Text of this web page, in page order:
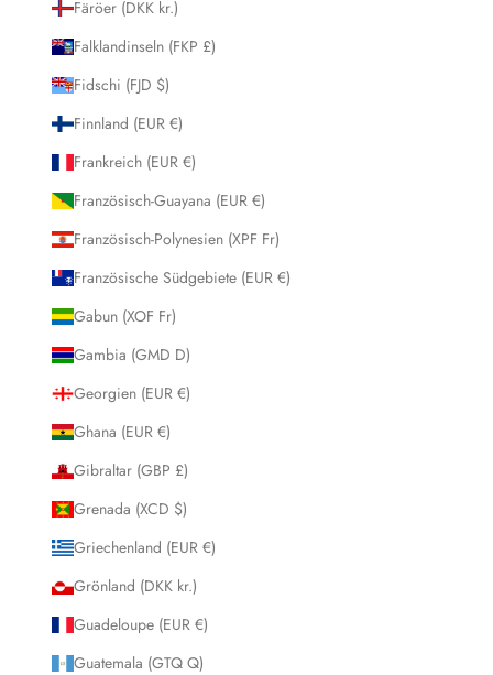
Färöer (DKK kr.)
Falklandinseln (FKP £)
Fidschi (FJD $)
Finnland (EUR €)
Frankreich (EUR €)
Französisch-Guayana (EUR €)
Französisch-Polynesien (XPF Fr)
Französische Südgebiete (EUR €)
Gabun (XOF Fr)
Gambia (GMD D)
Georgien (EUR €)
Ghana (EUR €)
Gibraltar (GBP £)
Grenada (XCD $)
Griechenland (EUR €)
Grönland (DKK kr.)
Guadeloupe (EUR €)
Guatemala (GTQ Q)